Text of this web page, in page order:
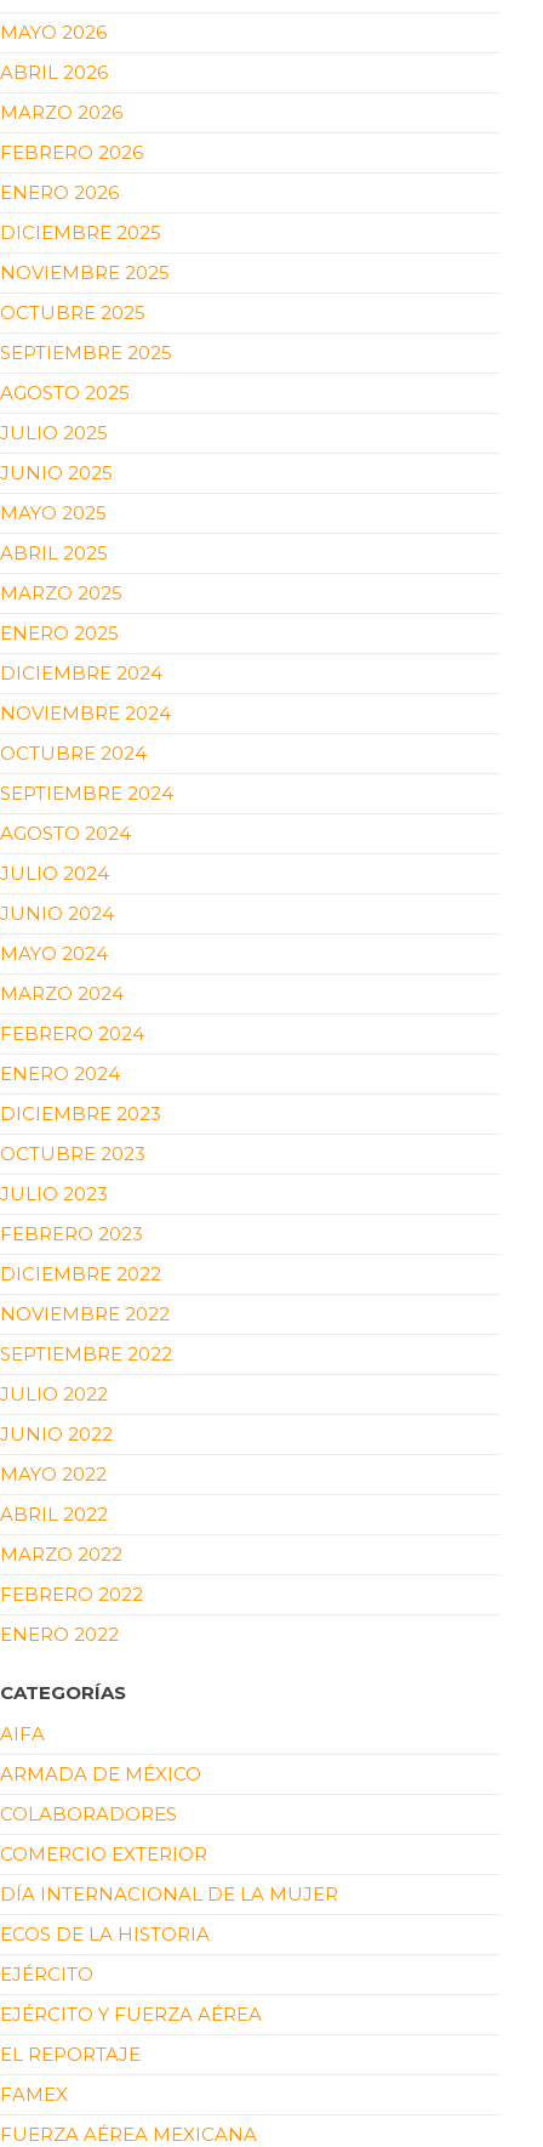
MAYO 2026
ABRIL 2026
MARZO 2026
FEBRERO 2026
ENERO 2026
DICIEMBRE 2025
NOVIEMBRE 2025
OCTUBRE 2025
SEPTIEMBRE 2025
AGOSTO 2025
JULIO 2025
JUNIO 2025
MAYO 2025
ABRIL 2025
MARZO 2025
ENERO 2025
DICIEMBRE 2024
NOVIEMBRE 2024
OCTUBRE 2024
SEPTIEMBRE 2024
AGOSTO 2024
JULIO 2024
JUNIO 2024
MAYO 2024
MARZO 2024
FEBRERO 2024
ENERO 2024
DICIEMBRE 2023
OCTUBRE 2023
JULIO 2023
FEBRERO 2023
DICIEMBRE 2022
NOVIEMBRE 2022
SEPTIEMBRE 2022
JULIO 2022
JUNIO 2022
MAYO 2022
ABRIL 2022
MARZO 2022
FEBRERO 2022
ENERO 2022
CATEGORÍAS
AIFA
ARMADA DE MÉXICO
COLABORADORES
COMERCIO EXTERIOR
DÍA INTERNACIONAL DE LA MUJER
ECOS DE LA HISTORIA
EJÉRCITO
EJÉRCITO Y FUERZA AÉREA
EL REPORTAJE
FAMEX
FUERZA AÉREA MEXICANA